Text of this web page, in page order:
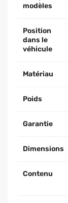
modèles
Position
dans le
véhicule
Matériau
Poids
Garantie
Dimensions
Contenu